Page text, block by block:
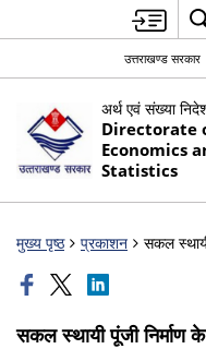
उत्तराखण्ड सरकार
अर्थ एवं संख्या
Directorate
Economics
Statistics
मुख्य पृष्ठ प्रकाशन सकल
सकल स्थायी पूंजी निर्माण